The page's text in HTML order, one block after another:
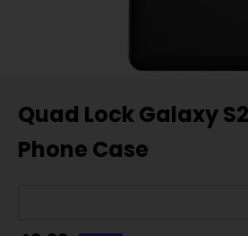
Quad Lock Galaxy
Phone Case